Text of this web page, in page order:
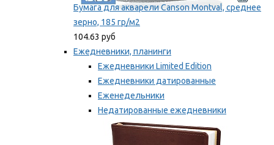
Бумага для акварели Canson Montval, среднее
зерно, 185 гр/м2
104.63 руб
Ежедневники, планинги
Ежедневники Limited Edition
Ежедневники датированные
Еженедельники
Недатированные ежедневники
Планинги
Мы рекомендуем